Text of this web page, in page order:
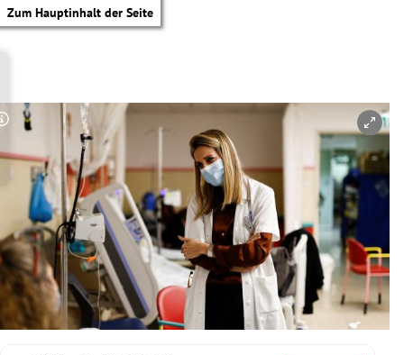
Zum Hauptinhalt der Seite
Copyright-Hinweis öffnen/schließen